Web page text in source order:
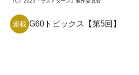
連載 G60トピックス【第5回】